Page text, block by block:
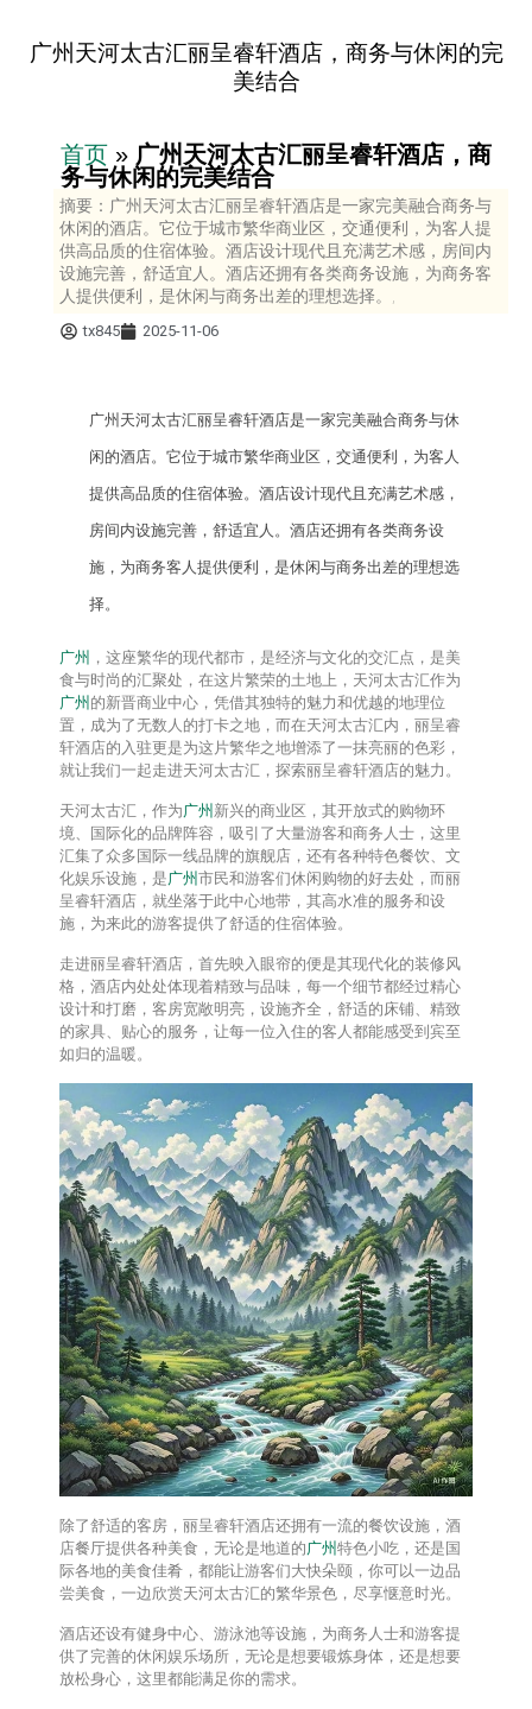
广州天河太古汇丽呈睿轩酒店，商务与休闲的完
美结合
首页 » 广州天河太古汇丽呈睿轩酒店，商
务与休闲的完美结合
摘要：广州天河太古汇丽呈睿轩酒店是一家完美融合商务与
休闲的酒店。它位于城市繁华商业区，交通便利，为客人提
供高品质的住宿体验。酒店设计现代且充满艺术感，房间内
设施完善，舒适宜人。酒店还拥有各类商务设施，为商务客
人提供便利，是休闲与商务出差的理想选择。,
tx845 2025-11-06
广州天河太古汇丽呈睿轩酒店是一家完美融合商务与休
闲的酒店。它位于城市繁华商业区，交通便利，为客人
提供高品质的住宿体验。酒店设计现代且充满艺术感，
房间内设施完善，舒适宜人。酒店还拥有各类商务设
施，为商务客人提供便利，是休闲与商务出差的理想选
择。
广州 ，这座繁华的现代都市，是经济与文化的交汇点，是美
食与时尚的汇聚处，在这片繁荣的土地上，天河太古汇作为
广州 的新晋商业中心，凭借其独特的魅力和优越的地理位
置，成为了无数人的打卡之地，而在天河太古汇内，丽呈睿
轩酒店的入驻更是为这片繁华之地增添了一抹亮丽的色彩，
就让我们一起走进天河太古汇，探索丽呈睿轩酒店的魅力。
天河太古汇，作为广州 新兴的商业区，其开放式的购物环
境、国际化的品牌阵容，吸引了大量游客和商务人士，这里
汇集了众多国际一线品牌的旗舰店，还有各种特色餐饮、文
化娱乐设施，是广州 市民和游客们休闲购物的好去处，而丽
呈睿轩酒店，就坐落于此中心地带，其高水准的服务和设
施，为来此的游客提供了舒适的住宿体验。
走进丽呈睿轩酒店，首先映入眼帘的便是其现代化的装修风
格，酒店内处处体现着精致与品味，每一个细节都经过精心
设计和打磨，客房宽敞明亮，设施齐全，舒适的床铺、精致
的家具、贴心的服务，让每一位入住的客人都能感受到宾至
如归的温暖。
除了舒适的客房，丽呈睿轩酒店还拥有一流的餐饮设施，酒
店餐厅提供各种美食，无论是地道的广州 特色小吃，还是国
际各地的美食佳肴，都能让游客们大快朵颐，你可以一边品
尝美食，一边欣赏天河太古汇的繁华景色，尽享惬意时光。
酒店还设有健身中心、游泳池等设施，为商务人士和游客提
供了完善的休闲娱乐场所，无论是想要锻炼身体，还是想要
放松身心，这里都能满足你的需求。